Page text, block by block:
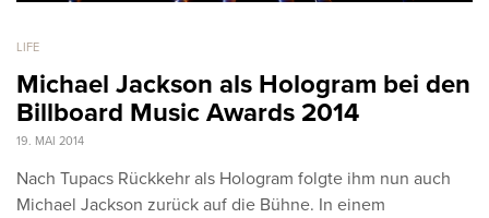
LIFE
Michael Jackson als Hologram bei den
Billboard Music Awards 2014
19. MAI 2014
Nach Tupacs Rückkehr als Hologram folgte ihm nun auch
Michael Jackson zurück auf die Bühne. In einem